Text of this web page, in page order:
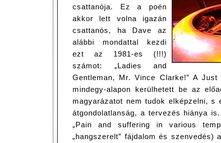
csattanója. Ez a poén
akkor lett volna igazán
csattanós, ha Dave az
alábbi mondattal kezdi
ezt az 1981-es (!!!)
számot: „Ladies and
Gentleman, Mr. Vince Clarke!” A Just
mindegy-alapon kerülhetett be az
magyarázatot nem tudok elképzelni, s
átgondolatlanság, a tervezés hiánya
„Pain and suffering in various
„hangszerelt” fájdalom és